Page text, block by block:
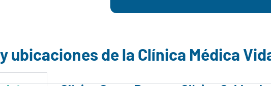
ubicaciones de la Clínica Médica